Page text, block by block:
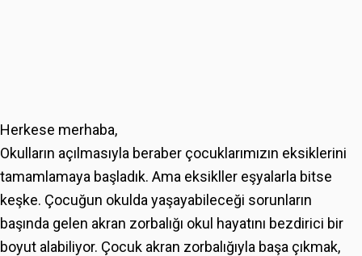
Herkese merhaba,
Okulların açılmasıyla beraber çocuklarımızın eksiklerini
tamamlamaya başladık. Ama eksikller eşyalarla bitse
keşke. Çocuğun okulda yaşayabileceği sorunların
başında gelen akran zorbalığı okul hayatını bezdirici bir
boyut alabiliyor. Çocuk akran zorbalığıyla başa çıkmak,